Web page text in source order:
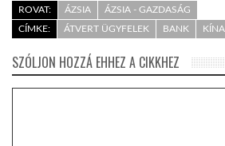
ROVAT: ÁZSIA
ÁZSIA - GAZDASÁG
CÍMKE:
ÁTVERT ÜGYFELEK BANK KÍNA
SZÓLJON HOZZÁ EHHEZ A CIKKHEZ